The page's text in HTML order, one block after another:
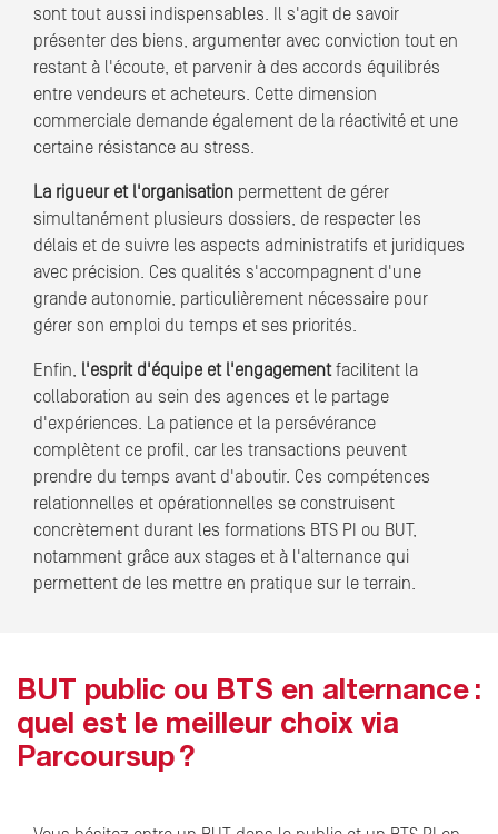
sont tout aussi indispensables. Il s'agit de savoir
présenter des biens, argumenter avec conviction tout en
restant à l'écoute, et parvenir à des accords équilibrés
entre vendeurs et acheteurs. Cette dimension
commerciale demande également de la réactivité et une
certaine résistance au stress.
La rigueur et l'organisation permettent de gérer
simultanément plusieurs dossiers, de respecter les
délais et de suivre les aspects administratifs et juridiques
avec précision. Ces qualités s'accompagnent d'une
grande autonomie, particulièrement nécessaire pour
gérer son emploi du temps et ses priorités.
Enfin, l'esprit d'équipe et l'engagementfacilitent la
collaboration au sein des agences et le partage
d'expériences. La patience et la persévérance
complètent ce profil, car les transactions peuvent
prendre du temps avant d'aboutir. Ces compétences
relationnelles et opérationnelles se construisent
concrètement durant les formations BTS PI ou BUT,
notamment grâce aux stages et à l'alternance qui
permettent de les mettre en pratique sur le terrain.
BUT public ou BTS en alternance :
quel est le meilleur choix via
Parcoursup ?